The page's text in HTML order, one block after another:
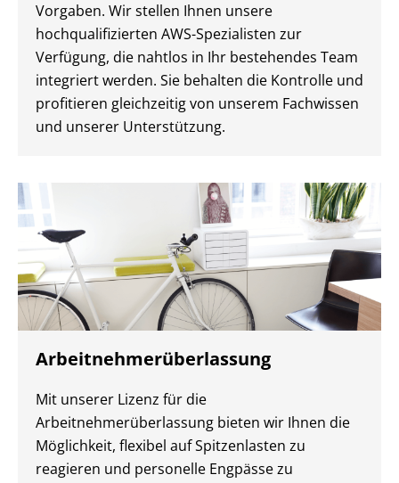
Vorgaben. Wir stellen Ihnen unsere
hochqualifizierten AWS-Spezialisten zur
Verfügung, die nahtlos in Ihr bestehendes Team
integriert werden. Sie behalten die Kontrolle und
profitieren gleichzeitig von unserem Fachwissen
und unserer Unterstützung.
Arbeitnehmerüberlassung
Mit unserer Lizenz für die
Arbeitnehmerüberlassung bieten wir Ihnen die
Möglichkeit, flexibel auf Spitzenlasten zu
reagieren und personelle Engpässe zu